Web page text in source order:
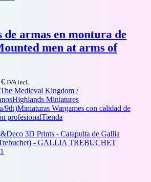
de armas en montura de
men at arms of
€Rango
de
precios:
desde
4,00 €
43,00 €
IVA incl.
Medieval Kingdom /
Highlands Miniatures
9th)Miniaturas Wargames con calidad de
profesionalTienda